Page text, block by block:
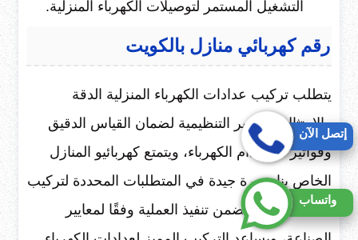
التشغيل المستمر لتوصيلات الكهرباء المنزلية.
رقم كهربائي منازل بالكويت
يتطلب تركيب عدادات الكهرباء المنزلية الدقة
والامتثال للمعايير التنظيمية لضمان القياس الدقيق
وفواتير استخدام الكهرباء، ويتمتع كهربائيو المنازل
الخاص بنا بخبرة جيدة في المتطلبات المحددة لتركيب
العدادات، مما يضمن تنفيذ العملية وفقًا لمعايير
واتساب
إتصل الآن